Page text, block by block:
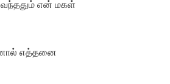
வந்ததும் என் மகள்
எத்தனை